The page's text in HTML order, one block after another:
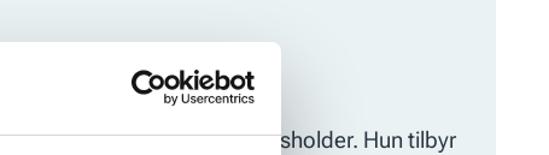
samt som en engasjert kursholder. Hun tilbyr